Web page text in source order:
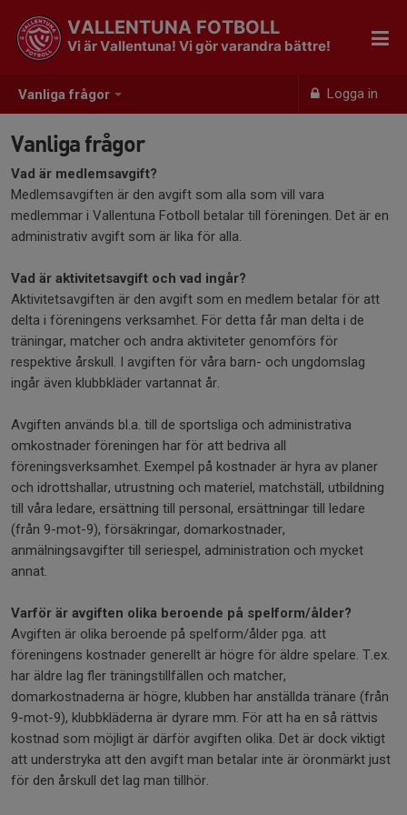
Vanliga frågor Logga in
VALLENTUNA FOTBOLL
Vi är Vallentuna! Vi gör varandra bättre!
Vanliga frågor
Vad är medlemsavgift?
Medlemsavgiften är den avgift som alla som vill vara
medlemmar i Vallentuna Fotboll betalar till föreningen. Det är en
administrativ avgift som är lika för alla.
Vad är aktivitetsavgift och vad ingår?
Aktivitetsavgiften är den avgift som en medlem betalar för att
delta i föreningens verksamhet. För detta får man delta i de
träningar, matcher och andra aktiviteter genomförs för
respektive årskull. I avgiften för våra barn- och ungdomslag
ingår även klubbkläder vartannat år.
Avgiften används bl.a. till de sportsliga och administrativa
omkostnader föreningen har för att bedriva all
föreningsverksamhet. Exempel på kostnader är hyra av planer
och idrottshallar, utrustning och materiel, matchställ, utbildning
till våra ledare, ersättning till personal, ersättningar till ledare
(från 9-mot-9), försäkringar, domarkostnader,
anmälningsavgifter till seriespel, administration och mycket
annat.
Varför är avgiften olika beroende på spelform/ålder?
Avgiften är olika beroende på spelform/ålder pga. att
föreningens kostnader generellt är högre för äldre spelare. T.ex.
har äldre lag fler träningstillfällen och matcher,
domarkostnaderna är högre, klubben har anställda tränare (från
9-mot-9), klubbkläderna är dyrare mm. För att ha en så rättvis
kostnad som möjligt är därför avgiften olika. Det är dock viktigt
att understryka att den avgift man betalar inte är öronmärkt just
för den årskull det lag man tillhör.